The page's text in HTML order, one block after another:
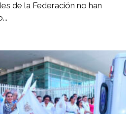
de la Federación no han